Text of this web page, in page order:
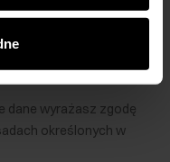
te informacje z
dane wyrażasz zgodę
określonych w